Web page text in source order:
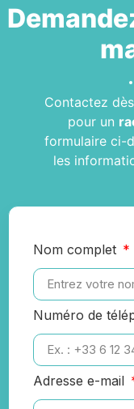
Contactez
pour un
formulaire ci-
les
Nom complet
Numéro de
Adresse e-mail